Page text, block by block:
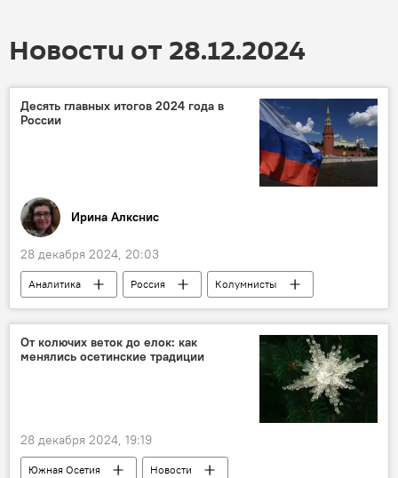
Новости от 28.12.2024
Десять главных итогов 2024 года в
России
Ирина Алкснис
28 декабря 2024, 20:03
Аналитика Россия
Колумнисты
Общество
Политика В мире
От колючих веток до елок: как
менялись осетинские традиции
28 декабря 2024, 19:19
Южная Осетия
Новости